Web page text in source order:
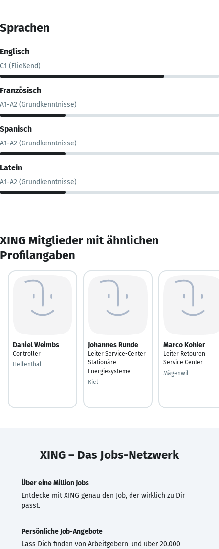
Sprachen
Englisch
C1 (Fließend)
Französisch
A1-A2 (Grundkenntnisse)
Spanisch
A1-A2 (Grundkenntnisse)
Latein
A1-A2 (Grundkenntnisse)
XING Mitglieder mit ähnlichen
Profilangaben
Daniel Weimbs
Controller
Hellenthal
Johannes Runde
Leiter Service-Center
Stationäre
Energiesysteme
Kiel
Marco Kohler
Leiter Retouren
Service Center
Mägenwil
XING – Das Jobs-Netzwerk
Über eine Million Jobs
Entdecke mit XING genau den Job, der wirklich zu Dir
passt.
Persönliche Job-Angebote
Lass Dich finden von Arbeitgebern und über 20.000